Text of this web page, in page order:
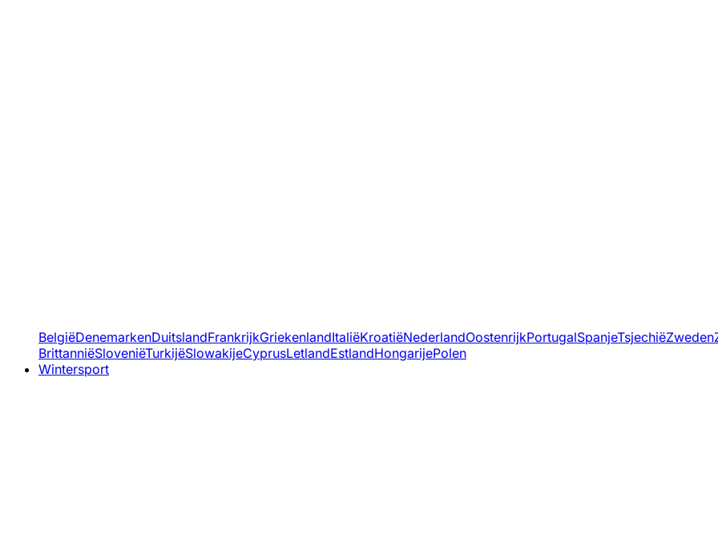
BelgiëDenemarkenDuitslandFrankrijkGriekenlandItaliëKroatiëNederlandOostenrijkPortugalSpanjeTsjechiëZweden
BrittanniëSloveniëTurkijëSlowakijeCyprusLetlandEstlandHongarijePolen
Wintersport